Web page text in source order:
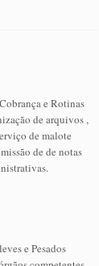
e Rotinas
de arquivos ,
de malote
de de notas
e Pesados